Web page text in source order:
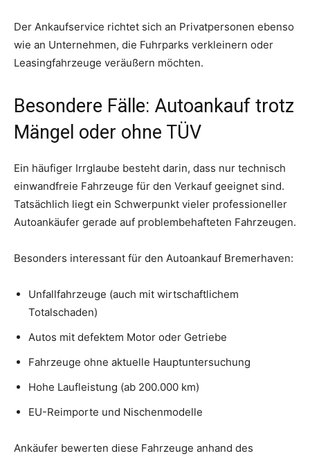
Der Ankaufservice richtet sich an Privatpersonen ebenso
wie an Unternehmen, die Fuhrparks verkleinern oder
Leasingfahrzeuge veräußern möchten.
Besondere Fälle: Autoankauf trotz
Mängel oder ohne TÜV
Ein häufiger Irrglaube besteht darin, dass nur technisch
einwandfreie Fahrzeuge für den Verkauf geeignet sind.
Tatsächlich liegt ein Schwerpunkt vieler professioneller
Autoankäufer gerade auf problembehafteten Fahrzeugen.
Besonders interessant für den Autoankauf Bremerhaven:
Unfallfahrzeuge (auch mit wirtschaftlichem
Totalschaden)
Autos mit defektem Motor oder Getriebe
Fahrzeuge ohne aktuelle Hauptuntersuchung
Hohe Laufleistung (ab 200.000 km)
EU-Reimporte und Nischenmodelle
Ankäufer bewerten diese Fahrzeuge anhand des